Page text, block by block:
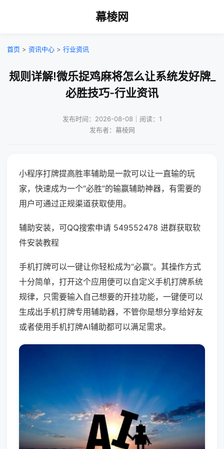
幕棱网
首页 > 资讯中心 > 行业资讯
规则详解!微乐捉鸡麻将怎么让系统发好牌_
必胜技巧-行业资讯
发布时间：2026-08-08｜阅读：1
发布者：幕棱网
小程序打牌提高胜率辅助是一款可以让一直输的玩
家，快速成为一个“必胜”的输赢辅助神器，有需要的
用户可通过正规渠道获取使用。
辅助安装，可QQ搜索申请 549552478 进群获取软
件安装教程
手机打牌可以一键让你轻松成为“必赢”。其操作方式
十分简单，打开这个应用便可以自定义手机打牌系统
规律，只需要输入自己想要的开挂功能，一键便可以
生成出手机打牌专用辅助器，不管你是想分享给好友
或者使用手机打牌AI辅助都可以满足需求。